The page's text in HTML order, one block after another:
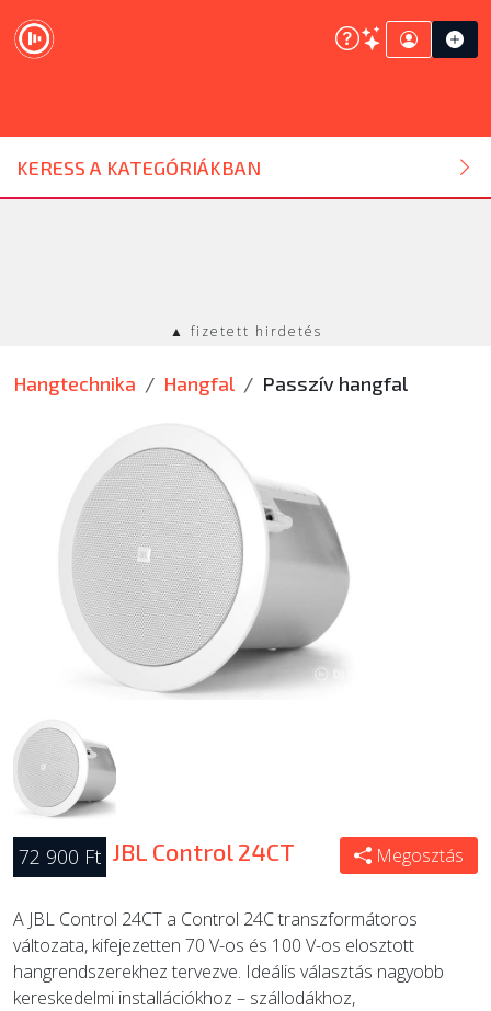
KERESS A KATEGÓRIÁKBAN
DJ ESZKÖZ
HANGTECHNIKA
EGYÉB
SZOLGÁLTATÁSOK
ÚJ TERMÉKEK
▲ fizetett hirdetés
Hangtechnika Hangfal Passzív hangfal
72 900 Ft JBL Control 24CT Megosztás
A JBL Control 24CT a Control 24C transzformátoros
változata, kifejezetten 70 V-os és 100 V-os elosztott
hangrendszerekhez tervezve. Ideális választás nagyobb
kereskedelmi installációkhoz – szállodákhoz,